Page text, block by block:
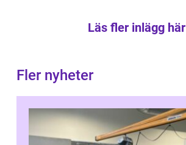
Läs fler inlägg här
Fler nyheter